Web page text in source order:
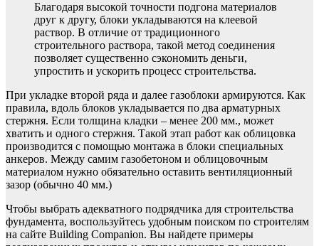
Благодаря высокой точности подгона материалов
друг к другу, блоки укладываются на клеевой
раствор. В отличие от традиционного
строительного раствора, такой метод соединения
позволяет существенно сэкономить деньги,
упростить и ускорить процесс строительства.
При укладке второй ряда и далее газоблоки армируются. Как
правила, вдоль блоков укладывается по два арматурных
стержня. Если толщина кладки – менее 200 мм., может
хватить и одного стержня. Такой этап работ как облицовка
производится с помощью монтажа в блоки специальных
анкеров. Между самим газобетоном и облицовочным
материалом нужно обязательно оставить вентиляционный
зазор (обычно 40 мм.)
Чтобы выбрать адекватного подрядчика для строительства
фундамента, воспользуйтесь удобным поиском по строителям
на сайте Building Companion. Вы найдете примеры